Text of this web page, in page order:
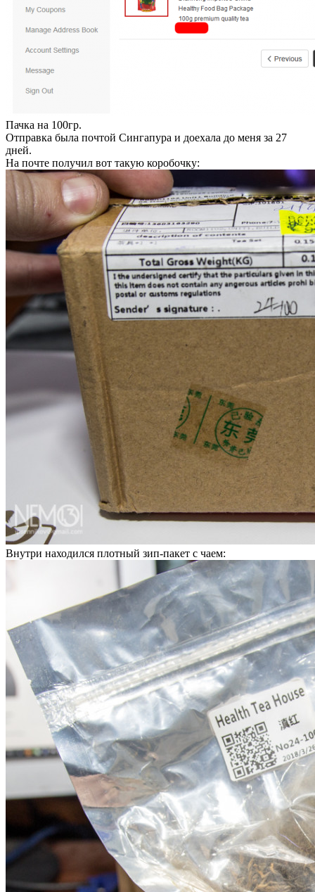
Пачка на 100гр.
Отправка была почтой Сингапура и доехала до меня за 27
дней.
На почте получил вот такую коробочку:
Внутри находился плотный зип-пакет с чаем: